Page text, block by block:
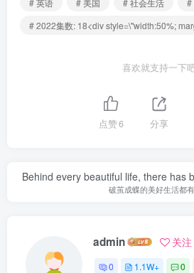
# 2022集数: 18<div style=\"width:50%;
喜欢就支持一下
点赞6 分享
Behind every beautiful life, there has
破茧成蝶的美好生活都
admin 关注
0 1.1W+ 0